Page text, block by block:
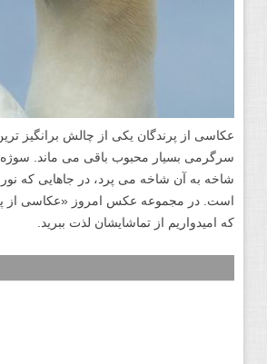
عکاسی از پرندگان یکی از چالش برانگیز
سرگرمی بسیار محبوب باقی می ماند.
شاخه به آن شاخه می پرد، در جاهایی که
است. در مجموعه عکس امروز «عکاسی از
که امیدواریم از تماشایشان لذت ببرید.